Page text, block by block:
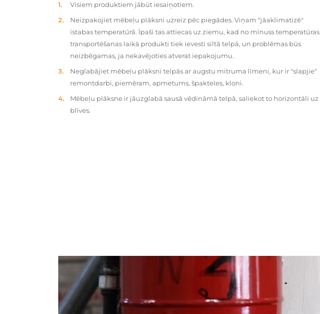
Visiem produktiem jābūt iesaiņotiem.
Neizpakojiet mēbeļu plāksni uzreiz pēc piegādes. Viņam "jāaklimatizē"
istabas temperatūrā. Īpaši tas attiecas uz ziemu, kad no mīnuss temperatūras
transportēšanas laikā produkti tiek ievesti siltā telpā, un problēmas būs
neizbēgamas, ja nekavējoties atverat iepakojumu.
Neglabājiet mēbeļu plāksni telpās ar augstu mitruma līmeni, kur ir "slapjie"
remontdarbi, piemēram, apmetums, špakteles, kloni.
Mēbeļu plāksne ir jāuzglabā sausā vēdināmā telpā, saliekot to horizontāli uz
blīves.